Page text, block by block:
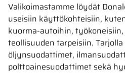
Valikoimastamme löydät
useisiin käyttökohteisiin,
kuorma-autoihin,
teollisuuden tarpeisiin.
öljynsuodattimet,
polttoainesuodattimet sekä